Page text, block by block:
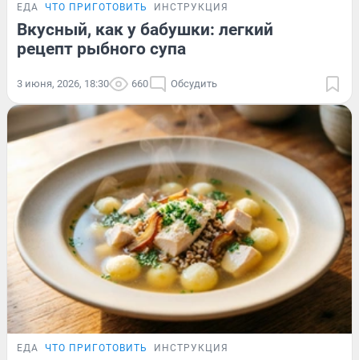
ЕДА ЧТО ПРИГОТОВИТЬ ИНСТРУКЦИЯ
Вкусный, как у бабушки: легкий
рецепт рыбного супа
3 июня, 2026, 18:30 660 Обсудить
ЕДА ЧТО ПРИГОТОВИТЬ ИНСТРУКЦИЯ